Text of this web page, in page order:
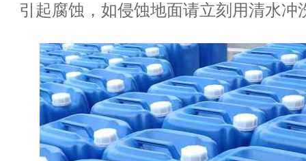
引起腐蚀，如侵蚀地面请立刻用清水冲